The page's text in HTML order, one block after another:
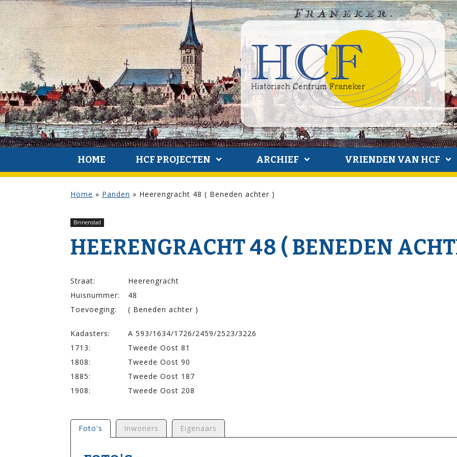
HOME HCF PROJECTEN ARCHIEF VRIENDEN VAN HCF
Home » Panden » Heerengracht 48 ( Beneden achter )
Binnenstad
HEERENGRACHT 48 ( BENEDEN
Straat:
Heerengracht
Huisnummer:
48
Toevoeging:
( Beneden achter )
Kadasters:
A 593/1634/1726/2459/2523/3226
1713:
Tweede Oost 81
1808:
Tweede Oost 90
1885:
Tweede Oost 187
1908:
Tweede Oost 208
Foto's Inwoners Eigenaars